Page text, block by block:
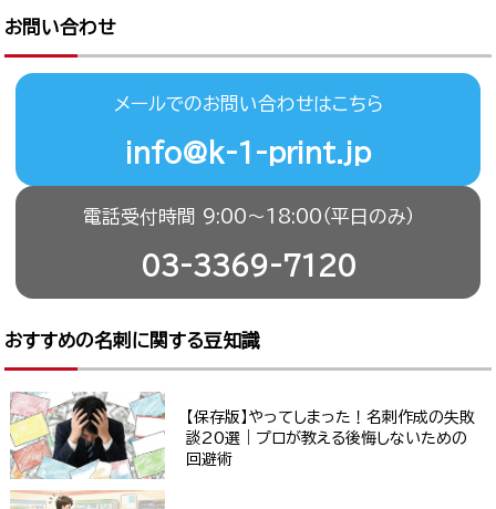
お問い合わせ
メールでのお問い合わせはこちら
info@k-1-print.jp
電話受付時間 9:00〜18:00（平日のみ）
03-3369-7120
おすすめの名刺に関する豆知識
【保存版】やってしまった！名刺作成の失敗
談20選｜プロが教える後悔しないための
回避術